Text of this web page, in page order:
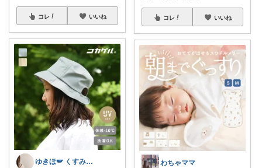
コレ いいね
ゆきほ🪽 くすみカラー×小学生ママ
コレ いいね
わちゃママ